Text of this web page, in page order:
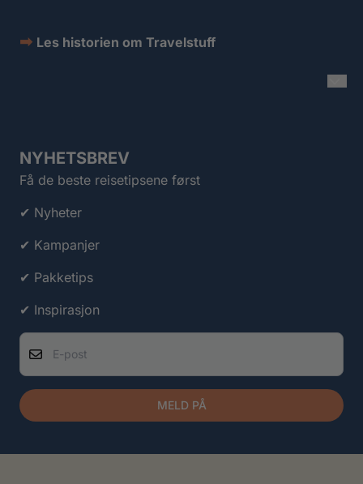
➡ Les historien om Travelstuff
NYHETSBREV
Få de beste reisetipsene først
✔ Nyheter
✔ Kampanjer
✔ Pakketips
✔ Inspirasjon
E-post
MELD PÅ